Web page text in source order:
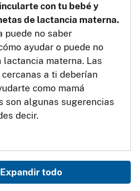
con tu bebé y
de lactancia materna.
puede no saber
ayudar o puede no
lactancia materna. Las
a ti deberían
como mamá
son algunas sugerencias
decir.
Expandir todo